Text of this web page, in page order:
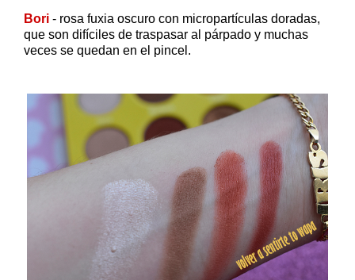
Bori - rosa fuxia oscuro con micropartículas doradas,
que son difíciles de traspasar al párpado y muchas
veces se quedan en el pincel.